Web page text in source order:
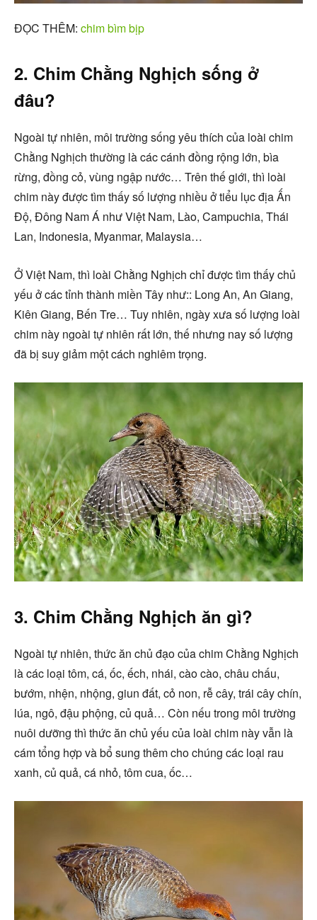
ĐỌC THÊM: chim bìm bịp
2. Chim Chằng Nghịch sống ở
đâu?
Ngoài tự nhiên, môi trường sống yêu thích của loài chim
Chằng Nghịch thường là các cánh đồng rộng lớn, bìa
rừng, đồng cỏ, vùng ngập nước… Trên thế giới, thì loài
chim này được tìm thấy số lượng nhiều ở tiểu lục địa Ấn
Độ, Đông Nam Á như Việt Nam, Lào, Campuchia, Thái
Lan, Indonesia, Myanmar, Malaysia…
Ở Việt Nam, thì loài Chằng Nghịch chỉ được tìm thấy chủ
yếu ở các tỉnh thành miền Tây như:: Long An, An Giang,
Kiên Giang, Bến Tre… Tuy nhiên, ngày xưa số lượng loài
chim này ngoài tự nhiên rất lớn, thế nhưng nay số lượng
đã bị suy giảm một cách nghiêm trọng.
3. Chim Chằng Nghịch ăn gì?
Ngoài tự nhiên, thức ăn chủ đạo của chim Chằng Nghịch
là các loại tôm, cá, ốc, ếch, nhái, cào cào, châu chấu,
bướm, nhện, nhộng, giun đất, cỏ non, rễ cây, trái cây chín,
lúa, ngô, đậu phộng, củ quả… Còn nếu trong môi trường
nuôi dưỡng thì thức ăn chủ yếu của loài chim này vẫn là
cám tổng hợp và bổ sung thêm cho chúng các loại rau
xanh, củ quả, cá nhỏ, tôm cua, ốc…